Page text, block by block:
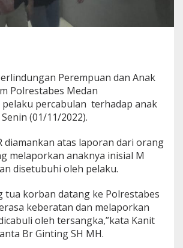
u
D
i
c
i
k
U
n
P
P
A
S
Perempuan dan Anak
Polrestabes Medan
pelaku percabulan terhadap anak
(01/11/2022).
diamankan atas laporan dari orang
melaporkan anaknya inisial M
disetubuhi oleh pelaku.
tua korban datang ke Polrestabes
keberatan dan melaporkan
oleh tersangka,”kata Kanit
Br Ginting SH MH.